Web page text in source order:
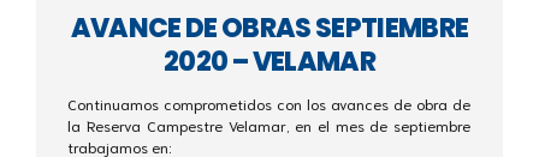
AVANCE DE OBRAS SEPTIEMBRE
2020 – VELAMAR
Continuamos comprometidos con los avances de obra de
la Reserva Campestre Velamar, en el mes de septiembre
trabajamos en: